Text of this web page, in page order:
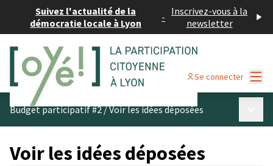
Suivez l'actualité de la
démocratie locale à Lyon
- Inscrivez-vous à la
newsletter
Se connecter
Budget participatif #2/Voir les idées déposées
Voir les idées déposées